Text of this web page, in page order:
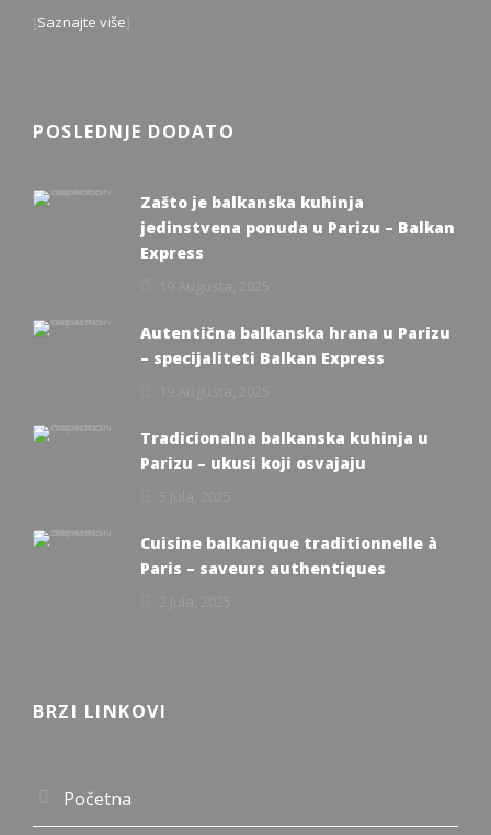
Saznajte više
POSLEDNJE DODATO
Zašto je balkanska kuhinja
jedinstvena ponuda u Parizu – Balkan
Express
Autentična balkanska hrana u Parizu
– specijaliteti Balkan Express
Tradicionalna balkanska kuhinja u
Parizu – ukusi koji osvajaju
Cuisine balkanique traditionnelle à
Paris – saveurs authentiques
BRZI LINKOVI
Početna